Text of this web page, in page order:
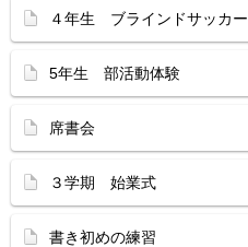
４年生 ブラインドサッカー
5年生 部活動体験
席書会
３学期 始業式
書き初めの練習